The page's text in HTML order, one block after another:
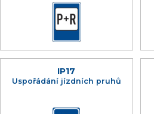
IP17
Uspořádání jízdních pruhů